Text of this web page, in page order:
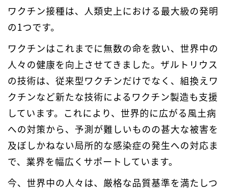
ワクチン接種は、人類史上における最大級の発明
の1つです。
ワクチンはこれまでに無数の命を救い、世界中の
人々の健康を向上させてきました。ザルトリウス
の技術は、従来型ワクチンだけでなく、組換えワ
クチンなど新たな技術によるワクチン製造も支援
しています。これにより、世界的に広がる風土病
への対策から、予測が難しいものの甚大な被害を
及ぼしかねない局所的な感染症の発生への対応ま
で、業界を幅広くサポートしています。
今、世界中の人々は、厳格な品質基準を満たしつ